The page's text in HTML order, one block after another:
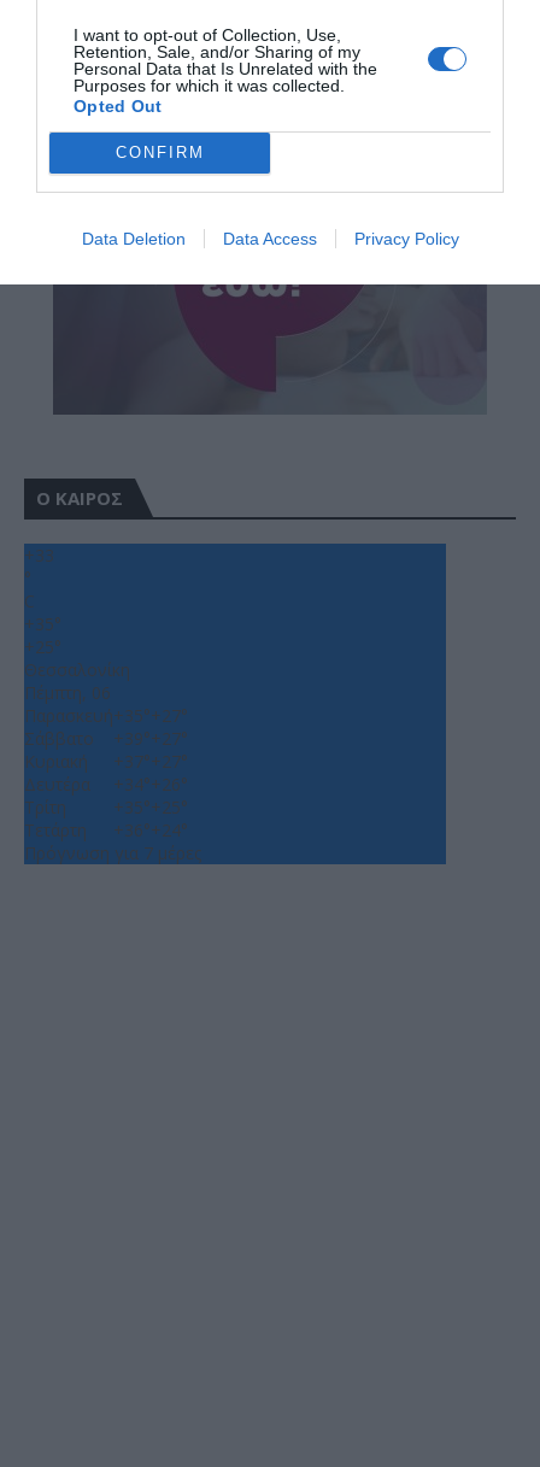
I want to opt-out of Collection, Use,
Retention, Sale, and/or Sharing of my
Personal Data that Is Unrelated with the
Purposes for which it was collected.
Opted Out
CONFIRM
Data Deletion Data Access Privacy Policy
Ο ΚΑΙΡΟΣ
+33
°
C
+35°
+25°
Θεσσαλονίκη
Πέμπτη, 06
Παρασκευή+35°+27°
Σάββατο
+39°+27°
Κυριακή
+37°+27°
Δευτέρα
+34°+26°
Τρίτη
+35°+25°
Τετάρτη
+36°+24°
Πρόγνωση για 7 μέρες